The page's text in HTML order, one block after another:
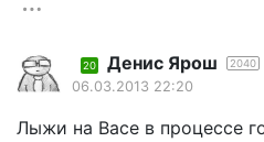
20 Денис Ярош 2040
06.03.2013 22:20
Лыжи на Васе в процессе